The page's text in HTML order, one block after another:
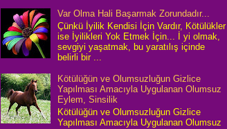
Var Olma Hali Başarmak Zorundadır...
Çünkü İyilik Kendisi İçin Vardır, Kötülükler
ise İyilikleri Yok Etmek İçin... İ yi olmak,
sevgiyi yaşatmak, bu yaratılış içinde
belirli bir ...
Kötülüğün ve Olumsuzluğun Gizlice
Yapılması Amacıyla Uygulanan Olumsuz
Eylem, Sinsilik
Kötülüğün ve Olumsuzluğun Gizlice
Yapılması Amacıyla Uygulanan Olumsuz